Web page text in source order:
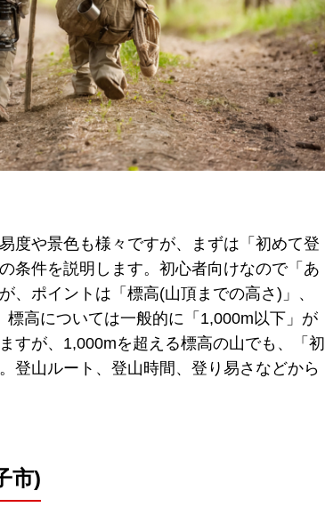
度や景色も様々ですが、まずは「初めて登
条件を説明します。初心者向けなので「あ
、ポイントは「標高(山頂までの高さ)」、
標高については一般的に「1,000m以下」が
すが、1,000mを超える標高の山でも、「初
登山ルート、登山時間、登り易さなどから
市)